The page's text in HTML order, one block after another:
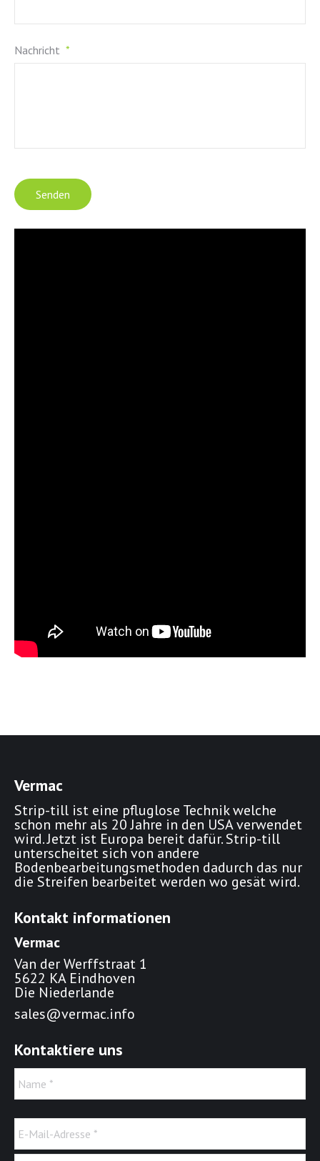
Nachricht *
Senden
Vermac
Strip-till ist eine pfluglose Technik welche
schon mehr als 20 Jahre in den USA verwendet
wird. Jetzt ist Europa bereit dafür. Strip-till
unterscheitet sich von andere
Bodenbearbeitungsmethoden dadurch das nur
die Streifen bearbeitet werden wo gesät wird.
Kontakt informationen
Vermac
Van der Werffstraat 1
5622 KA Eindhoven
Die Niederlande
sales@vermac.info
Kontaktiere uns